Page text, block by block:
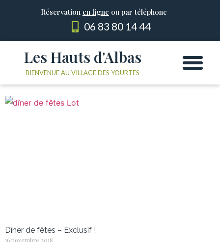
Réservation en ligne ou par téléphone
06 83 80 14 44
Les Hauts d'Albas
BIENVENUE AU VILLAGE DES YOURTES
Dîner de fêtes – Exclusif !
16 novembre 2018